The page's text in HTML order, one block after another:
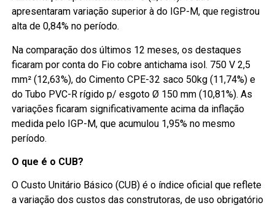
apresentaram variação superior à do IGP-M, que registrou
alta de 0,84% no período.
Na comparação dos últimos 12 meses, os destaques
ficaram por conta do Fio cobre antichama isol. 750 V 2,5
mm² (12,63%), do Cimento CPE-32 saco 50kg (11,74%) e
do Tubo PVC-R rígido p/ esgoto Ø 150 mm (10,81%). As
variações ficaram significativamente acima da inflação
medida pelo IGP-M, que acumulou 1,95% no mesmo
período.
O que é o CUB?
O Custo Unitário Básico (CUB) é o índice oficial que reflete
a variação dos custos das construtoras, de uso obrigatório